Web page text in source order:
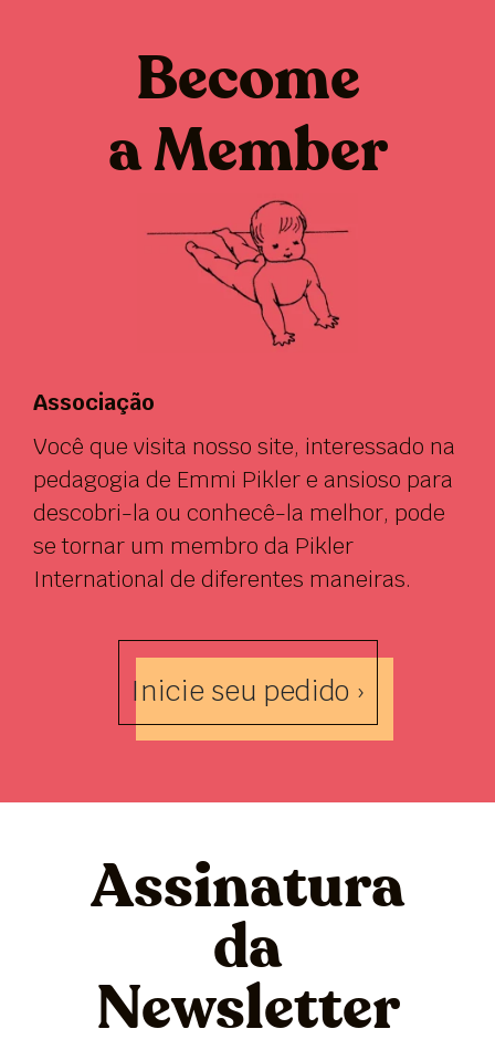
Become
a Member
Associação
Você que visita nosso site, interessado na
pedagogia de Emmi Pikler e ansioso para
descobri-la ou conhecê-la melhor, pode
se tornar um membro da Pikler
International de diferentes maneiras.
Inicie seu pedido ›
Assinatura
da
Newsletter